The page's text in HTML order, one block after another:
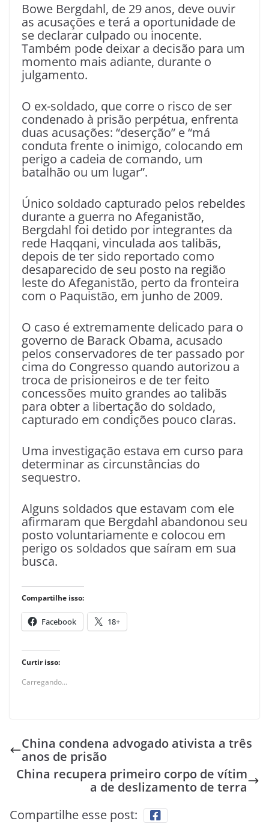
Bowe Bergdahl, de 29 anos, deve ouvir
as acusações e terá a oportunidade de
se declarar culpado ou inocente.
Também pode deixar a decisão para um
momento mais adiante, durante o
julgamento.
O ex-soldado, que corre o risco de ser
condenado à prisão perpétua, enfrenta
duas acusações: “deserção” e “má
conduta frente o inimigo, colocando em
perigo a cadeia de comando, um
batalhão ou um lugar”.
Único soldado capturado pelos rebeldes
durante a guerra no Afeganistão,
Bergdahl foi detido por integrantes da
rede Haqqani, vinculada aos talibãs,
depois de ter sido reportado como
desaparecido de seu posto na região
leste do Afeganistão, perto da fronteira
com o Paquistão, em junho de 2009.
O caso é extremamente delicado para o
governo de Barack Obama, acusado
pelos conservadores de ter passado por
cima do Congresso quando autorizou a
troca de prisioneiros e de ter feito
concessões muito grandes ao talibãs
para obter a libertação do soldado,
capturado em condições pouco claras.
Uma investigação estava em curso para
determinar as circunstâncias do
sequestro.
Alguns soldados que estavam com ele
afirmaram que Bergdahl abandonou seu
posto voluntariamente e colocou em
perigo os soldados que saíram em sua
busca.
Compartilhe isso:
Facebook 18+
Curtir isso:
Carregando...
China condena advogado ativista a três
anos de prisão
China recupera primeiro corpo de vítim
a de deslizamento de terra
Compartilhe esse post: